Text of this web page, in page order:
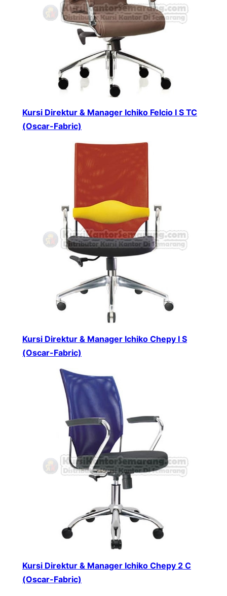
Kursi Direktur & Manager Ichiko Felcio I S TC
(Oscar-Fabric)
Kursi Direktur & Manager Ichiko Chepy I S
(Oscar-Fabric)
Kursi Direktur & Manager Ichiko Chepy 2 C
(Oscar-Fabric)